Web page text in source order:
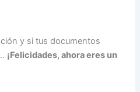
y si tus documentos
¡Felicidades, ahora eres un